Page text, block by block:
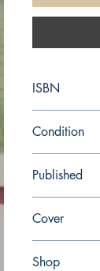
ISBN
Condition
Published
Cover
Shop